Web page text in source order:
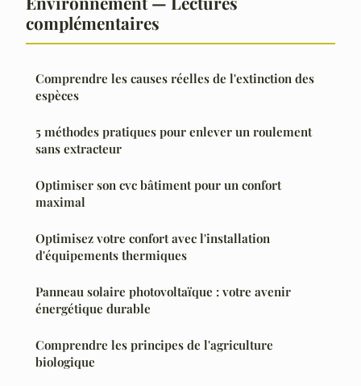
complémentaires
Comprendre les causes réelles de l'extinction des
espèces
5 méthodes pratiques pour enlever un roulement
sans extracteur
Optimiser son cvc bâtiment pour un confort
maximal
Optimisez votre confort avec l'installation
d'équipements thermiques
Panneau solaire photovoltaïque : votre avenir
énergétique durable
Comprendre les principes de l'agriculture
biologique